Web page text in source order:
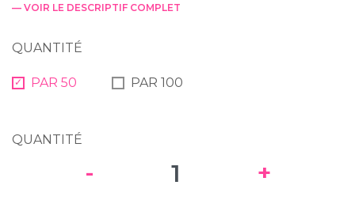
— VOIR LE DESCRIPTIF COMPLET
QUANTITÉ
PAR 50 PAR 100
QUANTITÉ
- +